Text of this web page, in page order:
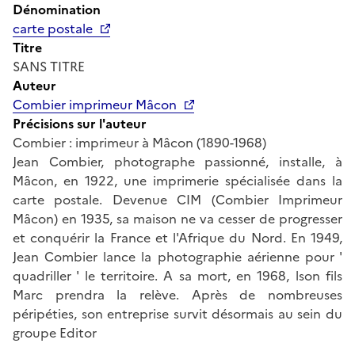
Dénomination
carte postale
Titre
SANS TITRE
Auteur
Combier imprimeur Mâcon
Précisions sur l'auteur
Combier : imprimeur à Mâcon (1890-1968)
Jean Combier, photographe passionné, installe, à
Mâcon, en 1922, une imprimerie spécialisée dans la
carte postale. Devenue CIM (Combier Imprimeur
Mâcon) en 1935, sa maison ne va cesser de progresser
et conquérir la France et l'Afrique du Nord. En 1949,
Jean Combier lance la photographie aérienne pour '
quadriller ' le territoire. A sa mort, en 1968, lson fils
Marc prendra la relève. Après de nombreuses
péripéties, son entreprise survit désormais au sein du
groupe Editor